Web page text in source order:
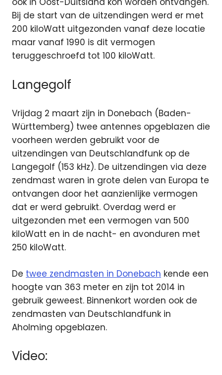
Bij de start van de uitzendingen werd er met
200 kiloWatt uitgezonden vanaf deze locatie
maar vanaf 1990 is dit vermogen
teruggeschroefd tot 100 kiloWatt.
Langegolf
Vrijdag 2 maart zijn in Donebach (Baden-
Württemberg) twee antennes opgeblazen die
voorheen werden gebruikt voor de
uitzendingen van Deutschlandfunk op de
Langegolf (153 kHz). De uitzendingen via deze
zendmast waren in grote delen van Europa te
ontvangen door het aanzienlijke vermogen
dat er werd gebruikt. Overdag werd er
uitgezonden met een vermogen van 500
kiloWatt en in de nacht- en avonduren met
250 kiloWatt.
De twee zendmasten in Donebach kende een
hoogte van 363 meter en zijn tot 2014 in
gebruik geweest. Binnenkort worden ook de
zendmasten van Deutschlandfunk in
Aholming opgeblazen.
Video: